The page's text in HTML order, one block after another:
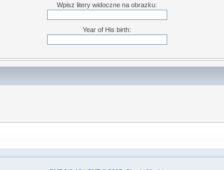
Wpisz litery widoczne na obrazku:
Year of His birth: